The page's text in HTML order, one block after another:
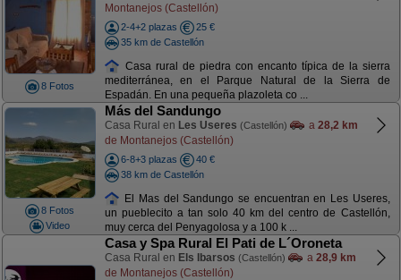
8 Fotos
Montanejos (Castellón)
2-4+2 plazas
25 €
35 km de Castellón
Casa rural de piedra con encanto típica de la sierra
mediterránea, en el Parque Natural de la Sierra de
Espadán. En una pequeña plazoleta co ...
8 Fotos
Video
Más del Sandungo
Casa Rural en Les Useres (Castellón) a 28,2 km
de Montanejos (Castellón)
6-8+3 plazas
40 €
38 km de Castellón
El Mas del Sandungo se encuentran en Les Useres,
un pueblecito a tan solo 40 km del centro de Castellón,
muy cerca del Penyagolosa y a 100 k ...
Casa y Spa Rural El Pati de L´Oroneta
Casa Rural en Els Ibarsos (Castellón) a 28,9 km
de Montanejos (Castellón)